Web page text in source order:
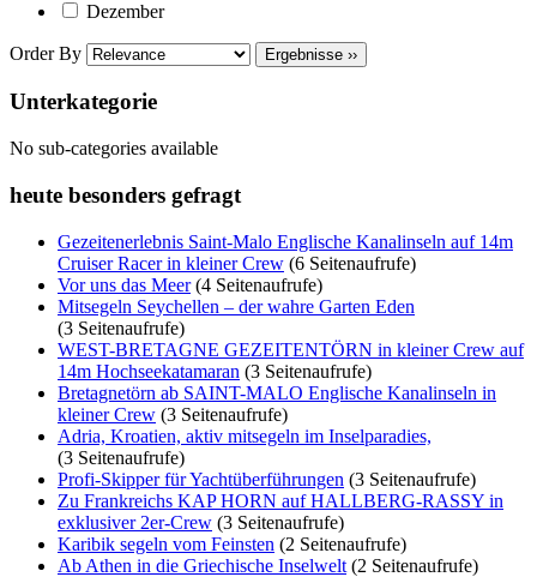
Dezember
Order By Ergebnisse ››
Unterkategorie
No sub-categories available
heute besonders gefragt
Gezeitenerlebnis Saint-Malo Englische Kanalinseln auf 14m
Cruiser Racer in kleiner Crew (6 Seitenaufrufe)
Vor uns das Meer(4 Seitenaufrufe)
Mitsegeln Seychellen – der wahre Garten Eden
(3 Seitenaufrufe)
WEST-BRETAGNE GEZEITENTÖRN in kleiner Crew auf
14m Hochseekatamaran (3 Seitenaufrufe)
Bretagnetörn ab SAINT-MALO Englische Kanalinseln in
kleiner Crew (3 Seitenaufrufe)
Adria, Kroatien, aktiv mitsegeln im Inselparadies,
(3 Seitenaufrufe)
Profi-Skipper für Yachtüberführungen (3 Seitenaufrufe)
Zu Frankreichs KAP HORN auf HALLBERG-RASSY in
exklusiver 2er-Crew (3 Seitenaufrufe)
Karibik segeln vom Feinsten (2 Seitenaufrufe)
Ab Athen in die Griechische Inselwelt (2 Seitenaufrufe)